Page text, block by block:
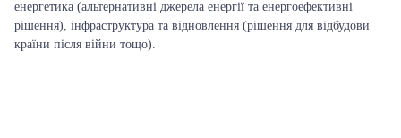
енергетика (альтернативні джерела енергії та енергоефективні
рішення), інфраструктура та відновлення (рішення для відбудови
країни після війни тощо).